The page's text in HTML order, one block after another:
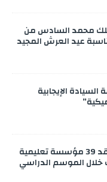
محمد السادس من
عيد العرش المجيد
الإيجابية
الدكتور نوفل كديلي يتفقد 39 مؤسسة تعليمية
خلال الموسم الدراسي